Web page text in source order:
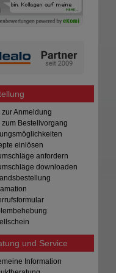
zur Anmeldung
zum Bestellvorgang
einlösen
anfordern
downloaden
und Service
Information